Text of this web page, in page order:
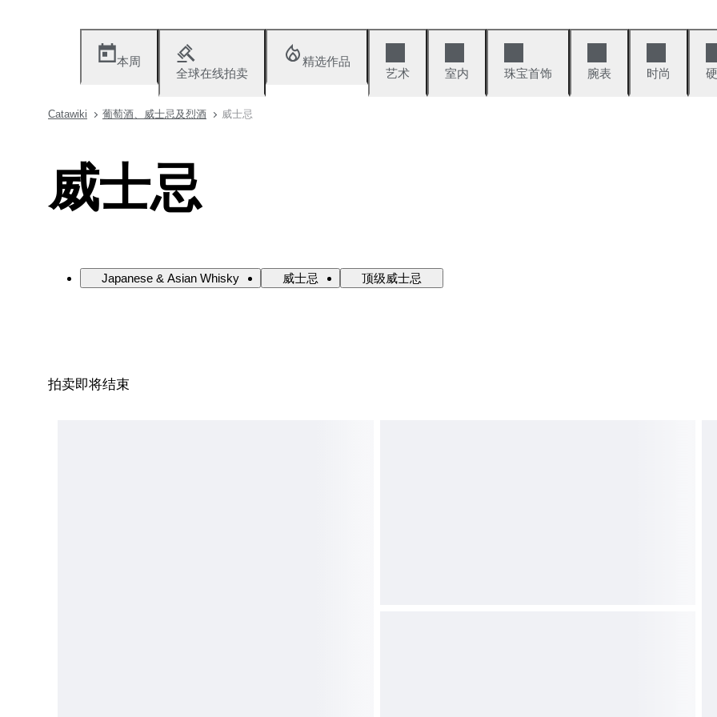
本周
全球在线拍卖
精选作品
艺术
室内 珠宝首饰 腕表 时尚
Catawiki 葡萄酒、威士忌及烈酒 威士忌
威士忌
Japanese & Asian Whisky 威士忌 顶级威士忌
拍卖即将结束